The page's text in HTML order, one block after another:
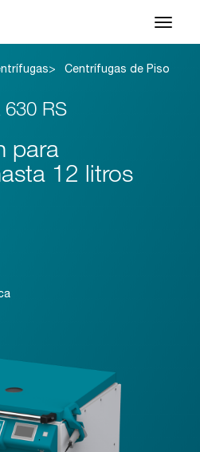
Centrífugas de Piso
630 RS
para
12 litros